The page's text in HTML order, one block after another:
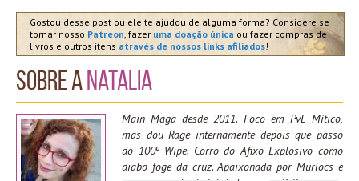
Gostou desse post ou ele te ajudou de alguma forma? Considere se
tornar nosso Patreon, fazer uma doação única ou fazer compras de
livros e outros itens através de nossos links afiliados!
Sobre aNatalia
Main Maga desde 2011. Foco em PvE Mítico,
mas dou Rage internamente depois que passo
do 100º Wipe. Corro do Afixo Explosivo como
diabo foge da cruz. Apaixonada por Murlocs e